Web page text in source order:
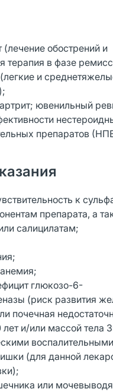
(лечение обострений и
в фазе
и
ювенильный
препаратов
к
препарата, а
салицилатам;
глюкозо-6-
(риск развития
почечная
и/или массой тела
воспалительными
(для данной
или